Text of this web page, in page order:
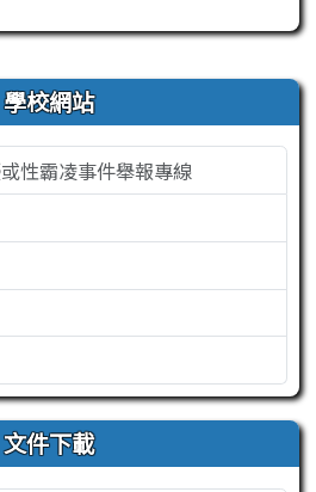
學校網站
性霸凌事件舉報專線
文件下載